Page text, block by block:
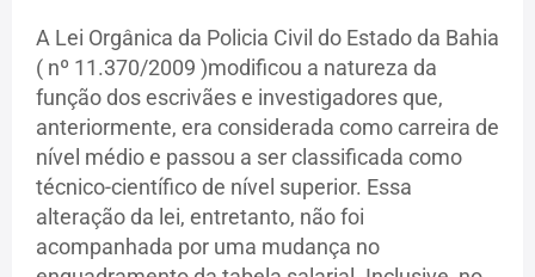
A Lei Orgânica da Policia Civil do Estado da Bahia
( nº 11.370/2009 )modificou a natureza da
função dos escrivães e investigadores que,
anteriormente, era considerada como carreira de
nível médio e passou a ser classificada como
técnico-científico de nível superior. Essa
alteração da lei, entretanto, não foi
acompanhada por uma mudança no